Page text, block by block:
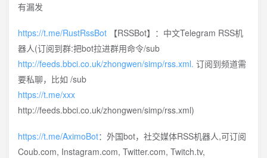
有漏发
https://t.me/RustRssBot 【RSSBot】：中文Telegram RSS机
器人(订阅到群:把bot拉进群用命令/sub
http://feeds.bbci.co.uk/zhongwen/simp/rss.xml. 订阅到频道需
要私聊，比如 /sub
https://t.me/xxx
http://feeds.bbci.co.uk/zhongwen/simp/rss.xml)
https://t.me/AximoBot：外国bot，社交媒体RSS机器人,可订阅
Coub.com, Instagram.com, Twitter.com, Twitch.tv,